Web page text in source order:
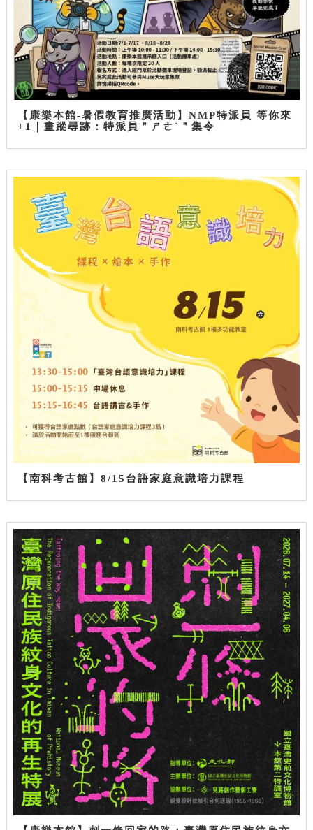
【康樂本館-暑假教育推廣活動】NMP特派員 等你來
+1｜畫蹤尋跡：特派員＂ㄕㄜˋ＂集令
【南科考古館】8/15台語家庭意識培力課程